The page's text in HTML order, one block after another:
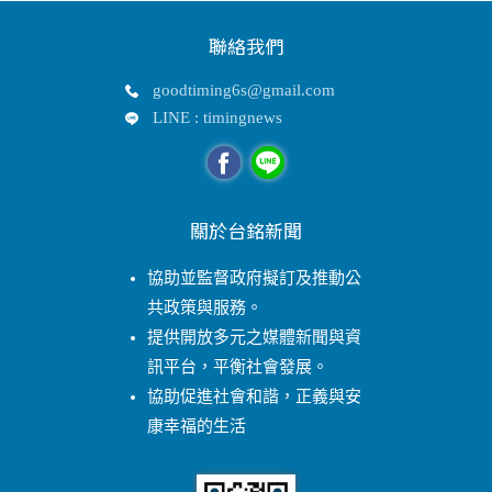
聯絡我們
goodtiming6s@gmail.com
LINE : timingnews
關於台銘新聞
協助並監督政府擬訂及推動公
共政策與服務。
提供開放多元之媒體新聞與資
訊平台，平衡社會發展。
協助促進社會和諧，正義與安
康幸福的生活